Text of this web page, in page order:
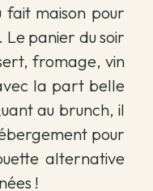
fait maison pour
panier du soir
fromage, vin
la part belle
au brunch, il
pour
alternative
!